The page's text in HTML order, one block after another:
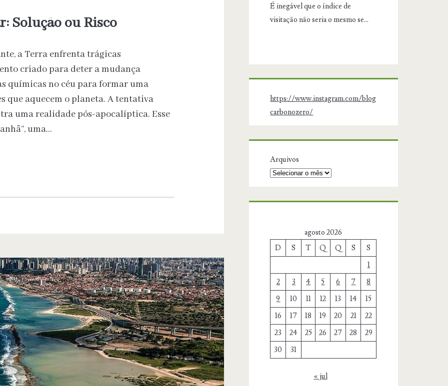
Solução ou Risco
a Terra enfrenta trágicas
criado para deter a mudança
químicas no céu para formar uma
que aquecem o planeta. A tentativa
uma realidade pós-apocalíptica. Esse
uma…
É inegável que o índice de
visitação não seria o mesmo se…
https://www.instagram.com/blog
carbonozero/
Arquivos
agosto 2026
D
S T Q Q S
S
1
2
3 4 5 6 7
8
9
10 11 12 13 14
15
16
17 18 19 20 21
22
23
24 25 26 27 28
29
30
31
« jul